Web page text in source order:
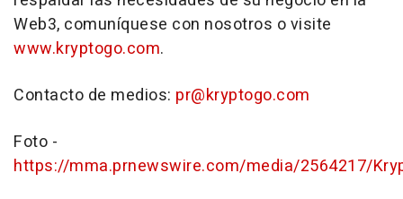
Web3, comuníquese con nosotros o visite
www.kryptogo.com.
Contacto de medios: pr@kryptogo.com
Foto -
https://mma.prnewswire.com/media/2564217/